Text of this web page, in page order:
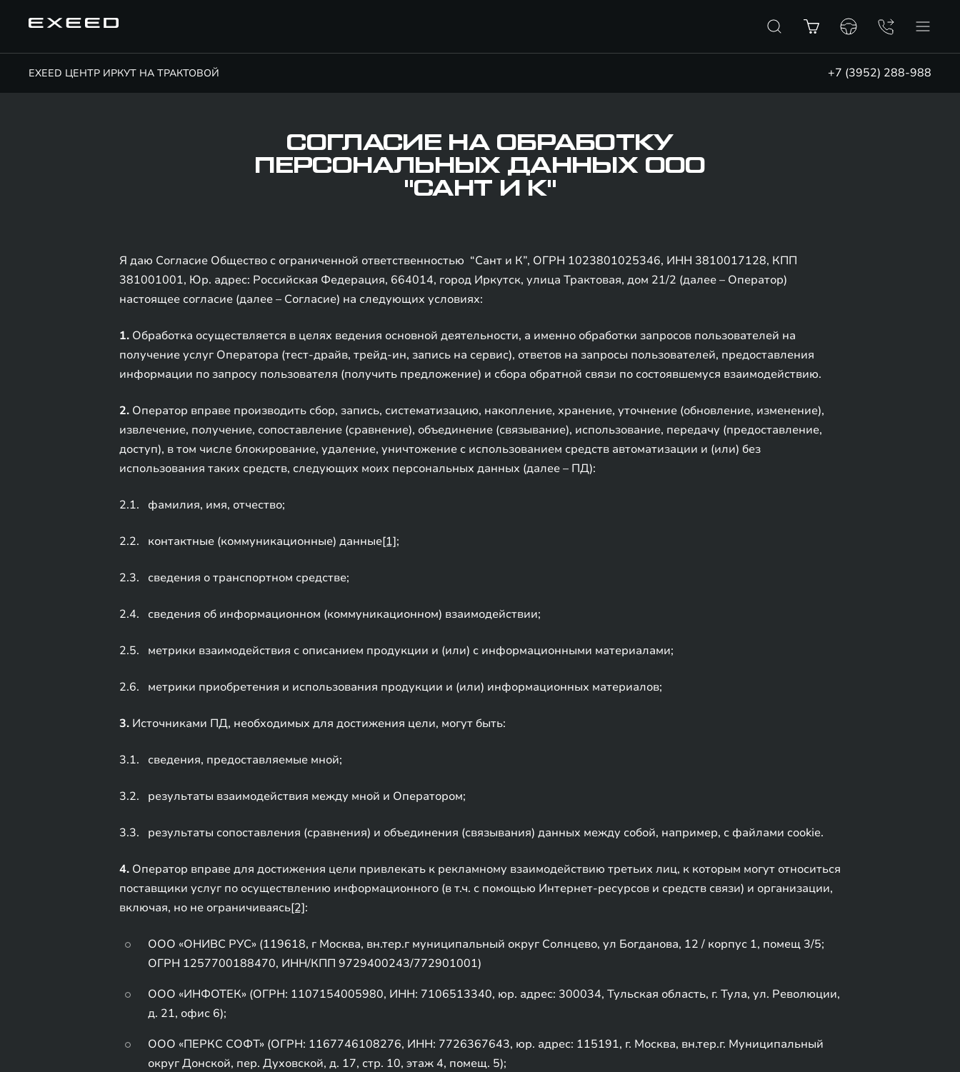
EXEED ЦЕНТР ИРКУТ НА ТРАКТОВОЙ +7 (3952) 288-988
СОГЛАСИЕ НА ОБРАБОТКУ
ПЕРСОНАЛЬНЫХ ДАННЫХ ООО
"САНТ И К"
Я даю Согласие Общество с ограниченной ответственностью “Сант и К”, ОГРН 1023801025346, ИНН 3810017128, КПП
381001001, Юр. адрес: Российская Федерация, 664014, город Иркутск, улица Трактовая, дом 21/2 (далее – Оператор)
настоящее согласие (далее – Согласие) на следующих условиях:
1.Обработка осуществляется в целях ведения основной деятельности, а именно обработки запросов пользователей на
получение услуг Оператора (тест-драйв, трейд-ин, запись на сервис), ответов на запросы пользователей, предоставления
информации по запросу пользователя (получить предложение) и сбора обратной связи по состоявшемуся взаимодействию.
2.Оператор вправе производить сбор, запись, систематизацию, накопление, хранение, уточнение (обновление, изменение),
извлечение, получение, сопоставление (сравнение), объединение (связывание), использование, передачу (предоставление,
доступ), в том числе блокирование, удаление, уничтожение с использованием средств автоматизации и (или) без
использования таких средств, следующих моих персональных данных (далее – ПД):
2.1. фамилия, имя, отчество;
2.2. контактные (коммуникационные) данные[1];
2.3. сведения о транспортном средстве;
2.4. сведения об информационном (коммуникационном) взаимодействии;
2.5. метрики взаимодействия с описанием продукции и (или) с информационными материалами;
2.6. метрики приобретения и использования продукции и (или) информационных материалов;
3.Источниками ПД, необходимых для достижения цели, могут быть:
3.1. сведения, предоставляемые мной;
3.2. результаты взаимодействия между мной и Оператором;
3.3. результаты сопоставления (сравнения) и объединения (связывания) данных между собой, например, с файлами cookie.
4.Оператор вправе для достижения цели привлекать к рекламному взаимодействию третьих лиц, к которым могут относиться
поставщики услуг по осуществлению информационного (в т.ч. с помощью Интернет-ресурсов и средств связи) и организации,
включая, но не ограничиваясь[2]:
ООО «ОНИВС РУС» (119618, г Москва, вн.тер.г муниципальный округ Солнцево, ул Богданова, 12 / корпус 1, помещ 3/5;
ОГРН 1257700188470, ИНН/КПП 9729400243/772901001)
ООО «ИНФОТЕК» (ОГРН: 1107154005980, ИНН: 7106513340, юр. адрес: 300034, Тульская область, г. Тула, ул. Революции,
д. 21, офис 6);
ООО «ПЕРКС СОФТ» (ОГРН: 1167746108276, ИНН: 7726367643, юр. адрес: 115191, г. Москва, вн.тер.г. Муниципальный
округ Донской, пер. Духовской, д. 17, стр. 10, этаж 4, помещ. 5);